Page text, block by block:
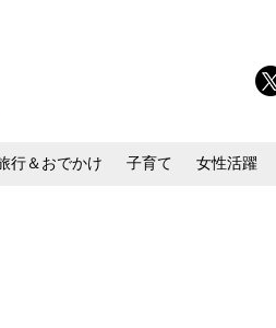
行＆おでかけ 子育て 女性活躍